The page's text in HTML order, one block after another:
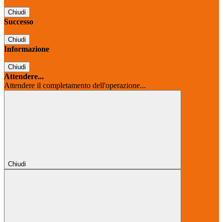
Chiudi
Successo
Chiudi
Informazione
Chiudi
Attendere...
Attendere il completamento dell'operazione...
Chiudi